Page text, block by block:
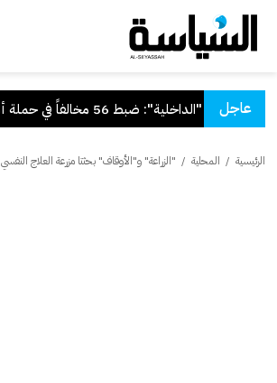
عاجل
. "الداخلية": ضبط 56 مخالفاً في حملة أمنية مشتركة بالتعاون مع "القوى العاملة"
الرئيسية / المحلية / "الزراعة" و"الأوقاف" بحثتا مزرعة العلاج النفسي